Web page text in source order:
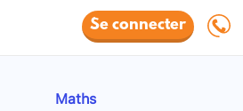
Se connecter
Maths